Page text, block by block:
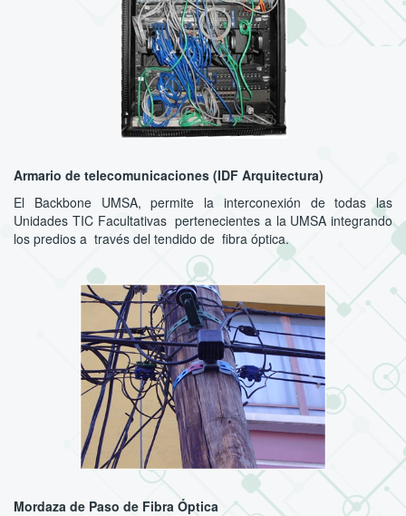
Armario de telecomunicaciones (IDF Arquitectura)
El Backbone UMSA, permite la interconexión de todas las
Unidades TIC Facultativas pertenecientes a la UMSA integrando
los predios a través del tendido de fibra óptica.
Mordaza de Paso de Fibra Óptica